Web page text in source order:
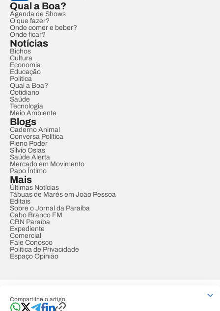
Compartilhe o artigo
Qual a Boa?
Agenda de Shows
O que fazer?
Onde comer e beber?
Onde ficar?
Notícias
Bichos
Cultura
Economia
Educação
Política
Qual a Boa?
Cotidiano
Saúde
Tecnologia
Meio Ambiente
Blogs
Caderno Animal
Conversa Política
Pleno Poder
Sílvio Osias
Saúde Alerta
Mercado em Movimento
Papo Íntimo
Mais
Últimas Notícias
Tábuas de Marés em João Pessoa
Editais
Sobre o Jornal da Paraíba
Cabo Branco FM
CBN Paraíba
Expediente
Comercial
Fale Conosco
Política de Privacidade
Espaço Opinião